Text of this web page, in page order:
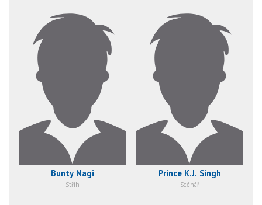
Bunty Nagi
Střih
Prince K.J. Singh
Scénář